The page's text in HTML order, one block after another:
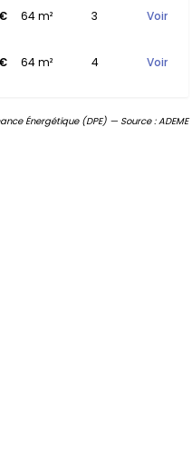
64 m² 3 Voir
64 m² 4 Voir
Énergétique (DPE) — Source : ADEME